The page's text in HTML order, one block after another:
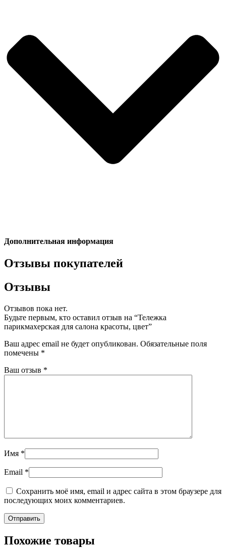
Дополнительная информация
Отзывы покупателей
Отзывы
Отзывов пока нет.
Будьте первым, кто оставил отзыв на “Тележка
парикмахерская для салона красоты, цвет”
Ваш адрес email не будет опубликован. Обязательные поля
помечены *
Ваш отзыв *
Имя *
Email *
Сохранить моё имя, email и адрес сайта в этом браузере для
последующих моих комментариев.
Похожие товары